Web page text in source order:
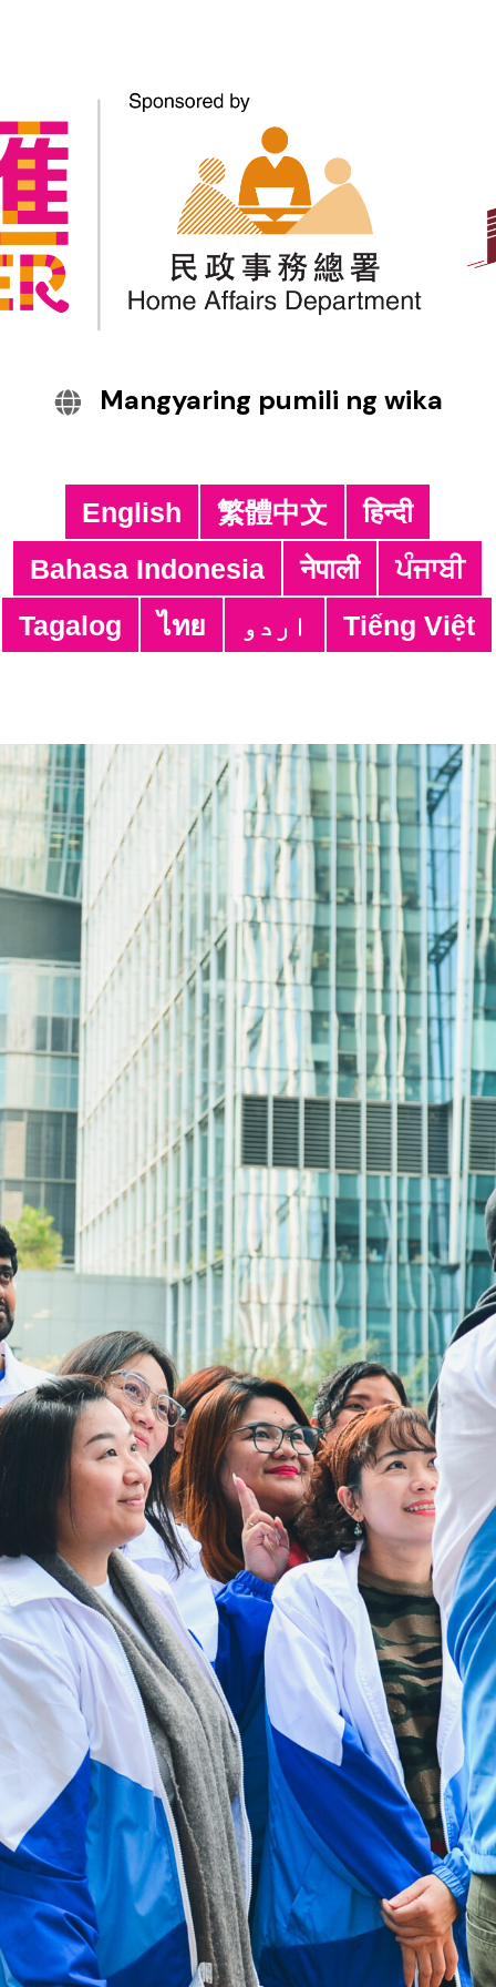
Talaan ng Programa
Adres:
4/F, South Asia Commercial Centre,
64 Tsun Yip Street, Kwun Tong,
Kowloon, Hong Kong
Numero ng Telepono:
3106 3104
Fax:
3106 0454
Email:
cheer@hkcs.org
Mga Oras na Bukas ang Drop in:
Lunes
9:00am -
5:00pm
Martes hanggang
Linggo
9:00am -
9:00pm
Mga Pampublikong
holiday
Sarado
Mga Kapaki-pakinabang na
Link
Maki-ugnay sa
Amin
Patakaran sa
Pribasiya
Homepage ng HAD
Homepage ng
HKCS
Mangyaring pumili ng wika
English 繁體中文
हिन्दी
Bahasa Indonesia
नेपाली
ਪੰਜਾਬੀ
Tagalog
ไทย اردو Tiếng Việt